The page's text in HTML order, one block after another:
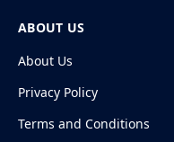
ABOUT US
About Us
Privacy Policy
Terms and Conditions